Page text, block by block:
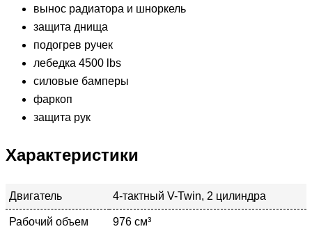
вынос радиатора и шноркель
защита днища
подогрев ручек
лебедка 4500 lbs
силовые бамперы
фаркоп
защита рук
Характеристики
Двигатель 4-тактный V-Twin, 2 цилиндра
Рабочий объем 976 см³